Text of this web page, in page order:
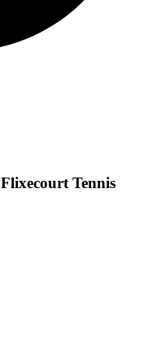
Flixecourt Tennis